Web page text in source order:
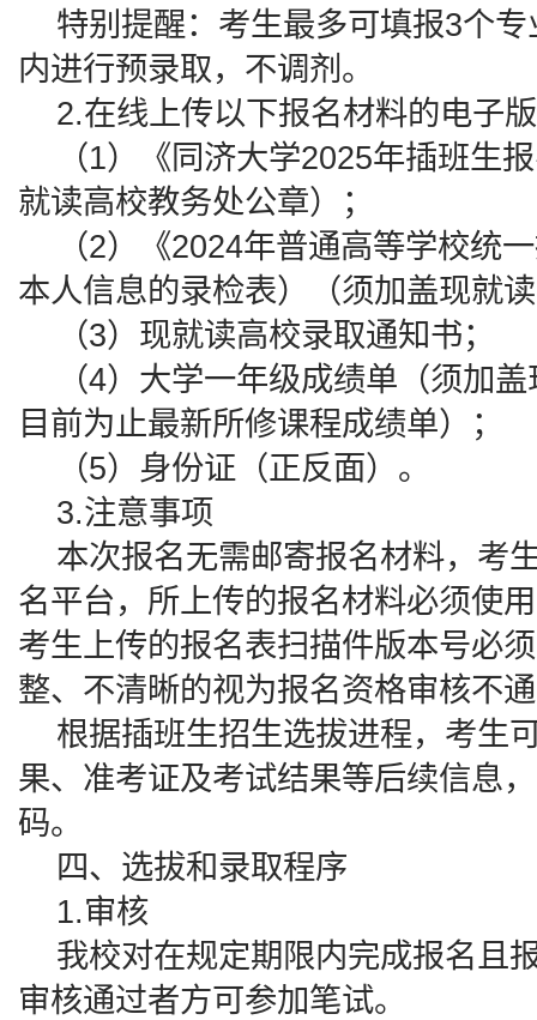
特别提醒：考生最多可填报3个专
内进行预录取，不调剂。
2.在线上传以下报名材料的电子版
（1）《同济大学2025年插班生
就读高校教务处公章）；
（2）《2024年普通高等学校统
本人信息的录检表）（须加盖现就
（3）现就读高校录取通知书；
（4）大学一年级成绩单（须加盖
目前为止最新所修课程成绩单）；
（5）身份证（正反面）。
3.注意事项
本次报名无需邮寄报名材料，考
名平台，所上传的报名材料必须使
考生上传的报名表扫描件版本号必
整、不清晰的视为报名资格审核不
根据插班生招生选拔进程，考生
果、准考证及考试结果等后续信息
码。
四、选拔和录取程序
1.审核
我校对在规定期限内完成报名且
审核通过者方可参加笔试。